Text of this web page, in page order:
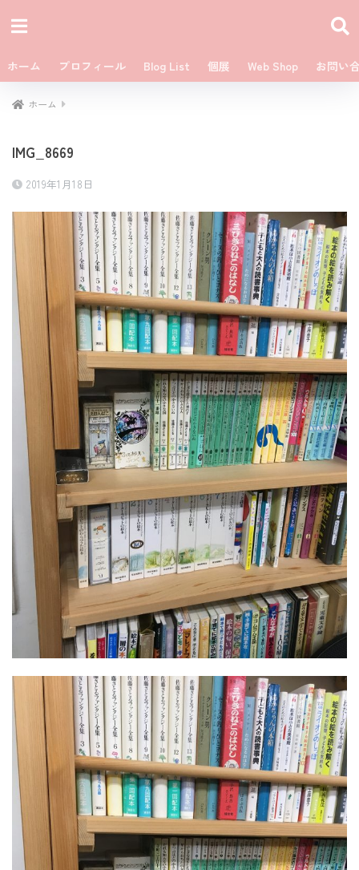
ホーム プロフィール Blog List 個展 Web Shop お問い
ホーム
IMG_8669
2019年1月18日